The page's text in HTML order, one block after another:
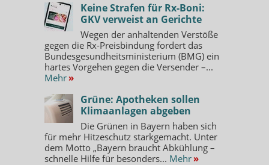
Keine Strafen für Rx-Boni:
GKV verweist an Gerichte
Wegen der anhaltenden Verstöße
gegen die Rx-Preisbindung fordert das
Bundesgesundheitsministerium (BMG) ein
hartes Vorgehen gegen die Versender –...
Mehr »
Grüne: Apotheken sollen
Klimaanlagen abgeben
Die Grünen in Bayern haben sich
für mehr Hitzeschutz starkgemacht. Unter
dem Motto „Bayern braucht Abkühlung –
schnelle Hilfe für besonders... Mehr »